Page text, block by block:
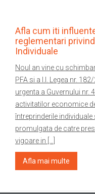
Afla cum iti
reglementari
Individuale
Noul an vine cu
PFA si a I.I. Legea nr.
urgenta a Guvernului nr.
activitatilor economice
întreprinderile
promulgata de catre
vigoare in […]
Afla mai multe